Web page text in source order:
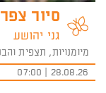
סיור
גני יהושע
מיומנויות, תצפית
28.08.26 | 07:00